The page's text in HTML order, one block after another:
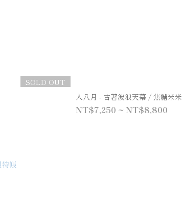
SOLD OUT
人八月 - 古著波浪天幕 / 焦糖米米
NT$7,250 ~ NT$8,800